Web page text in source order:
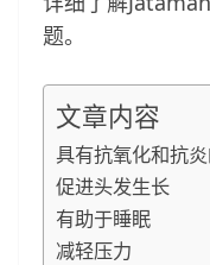
题。
文章内容
具有抗氧化和抗
促进头发生长
有助于睡眠
减轻压力